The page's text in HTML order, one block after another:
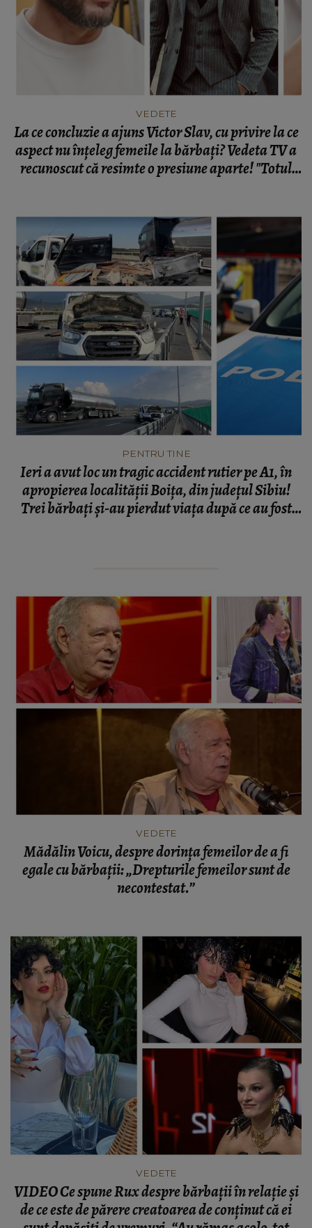
VEDETE
La ce concluzie a ajuns Victor Slav, cu privire la ce
aspect nu înțeleg femeile la bărbați? Vedeta TV a
recunoscut că resimte o presiune aparte! "Totul
PENTRU TINE
Ieri a avut loc un tragic accident rutier pe A1, în
apropierea localității Boița, din județul Sibiu!
Trei bărbați și-au pierdut viața după ce au fost
VEDETE
Mădălin Voicu, despre dorința femeilor de a fi
egale cu bărbații: „Drepturile femeilor sunt de
necontestat.”
VEDETE
VIDEO Ce spune Rux despre bărbații în relație și
de ce este de părere creatoarea de conținut că ei